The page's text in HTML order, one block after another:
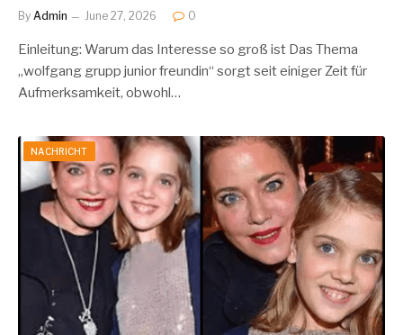
By Admin June 27, 2026 0
Einleitung: Warum das Interesse so groß ist Das Thema
„wolfgang grupp junior freundin“ sorgt seit einiger Zeit für
Aufmerksamkeit, obwohl…
NACHRICHT